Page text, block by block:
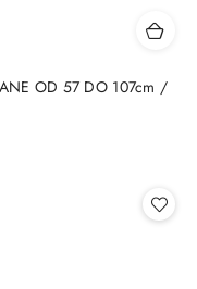
OD 57 DO 107cm /